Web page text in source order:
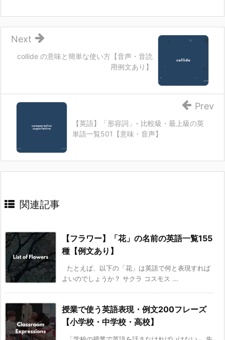
collide の意味と簡単な使い方【音声・音読
用例文あり】
Next
【英語】「形容詞」- 比較級・最上級の英
単語一覧501【意味・音声】
Prev
関連記事
【フラワー】「花」の名前の英語一覧155
種【例文あり】
たとえば、以下の「花」は英語で何と表現すれば
よいのでしょうか？ サクラ コスモス ...
授業で使う英語表現・例文200フレーズ
【小学校・中学校・高校】